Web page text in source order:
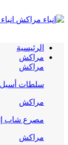
الرئيسية
مراكش
مراكش
سلطات أسيل
مراكش
مصرع شاب
مراكش